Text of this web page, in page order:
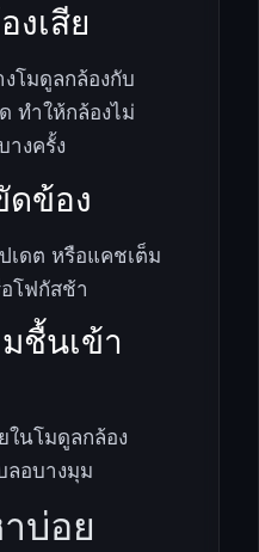
งเสีย
โมดูลกล้องกับ
ทำให้กล้องไม่
างครั้ง
ข้อง
เดต หรือแคชเต็ม
โฟกัสช้า
ชื้นเข้า
ในโมดูลกล้อง
ลอบางมุม
บ่อย